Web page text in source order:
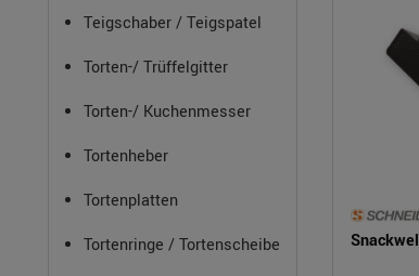
Teigschaber / Teigspatel
Torten-/ Trüffelgitter
Torten-/ Kuchenmesser
Tortenheber
Tortenplatten
Tortenringe / Tortenscheibe